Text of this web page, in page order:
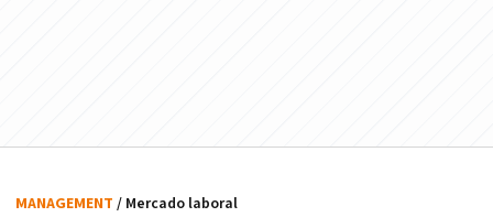
MANAGEMENT / Mercado laboral